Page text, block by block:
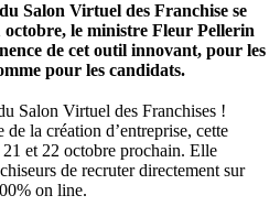
Salon Virtuel des Franchise se
le ministre Fleur Pellerin
de cet outil innovant, pour les
pour les candidats.
Salon Virtuel des Franchises !
la création d’entreprise, cette
et 22 octobre prochain. Elle
de recruter directement sur
on line.